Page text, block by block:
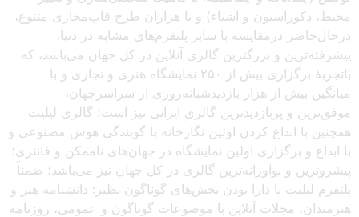
محیط، دکوراسیون و اشیاء) و با هزاران طرح قاب‌مجازی متنوع،
درحال‌حاضر درمقایسه با سایر پلتفرم‌های مشابه در دنیا،
پیشرفته‌ترین و بزرگترین گالری آنلاین در کل جهان می‌باشد، که
باتجربهٔ برگزاری بیش از ۲۵۰ نمایشگاه هنری و تجاری و با
میانگین بیش از هزار بازدیدشبانه‌روزی از سراسرجهان،
موفق‌ترین و پربازدیدترین گالری ایرانی نیز است؛ گالری لیلیت
همچنین با ابداع کردن اولین نگارخانه با گویندگی هوش مصنوعی و
با ابداع و برگزاری اولین نمایشگاه در جهان‌های ناممکن و فانتزی؛
پیشروترین و نوآورانه‌ترین گالری در کل جهان نیز می‌باشد؛ ضمناً
پلتفرم لیلیت با دارا بودن بخش‌های گوناگون نظیر: دانشنامه هنر و
هنرمندان، مجلات آنلاین با موضوعات گوناگون و عمومی، روزنامه